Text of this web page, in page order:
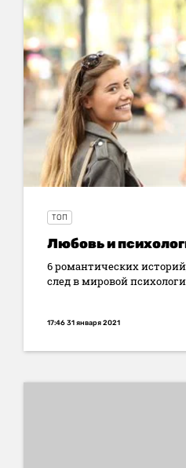
ТОП
Любовь и
6 романтических
след в мировой
17:46 31 января 2021